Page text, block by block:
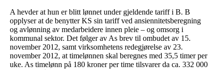
A hevder at hun er blitt lønnet under gjeldende tariff i B. B
opplyser at de benytter KS sin tariff ved ansiennitetsberegning
og avlønning av medarbeidere innen pleie – og omsorg i
kommunal sektor. Det følger av As brev til ombudet av 15.
november 2012, samt virksomhetens redegjørelse av 23.
november 2012, at timelønnen skal beregnes med 35,5 timer per
uke. As timelønn på 180 kroner per time tilsvarer da ca. 332 000